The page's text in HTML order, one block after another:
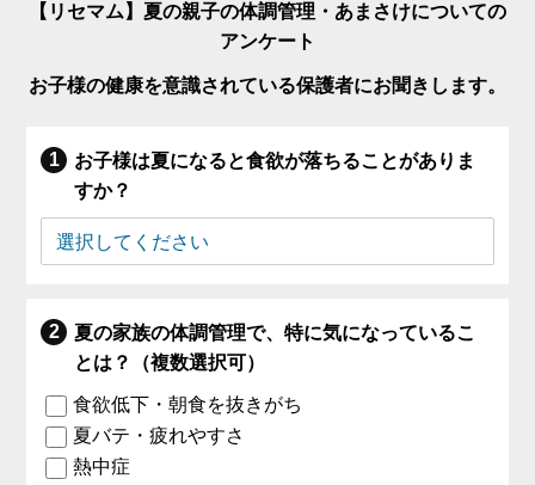
【リセマム】夏の親子の体調管理・あまさけについての
アンケート
お子様の健康を意識されている保護者にお聞きします。
お子様は夏になると食欲が落ちることがありま
すか？
夏の家族の体調管理で、特に気になっているこ
とは？（複数選択可）
食欲低下・朝食を抜きがち
夏バテ・疲れやすさ
熱中症